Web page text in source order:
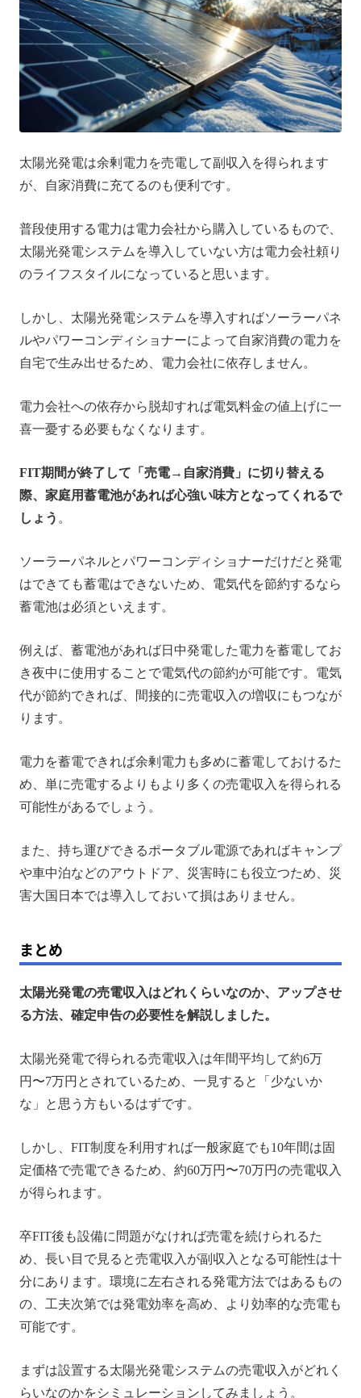
太陽光発電は余剰電力を売電して副収入を得られます
が、自家消費に充てるのも便利です。
普段使用する電力は電力会社から購入しているもので、
太陽光発電システムを導入していない方は電力会社頼り
のライフスタイルになっていると思います。
しかし、太陽光発電システムを導入すればソーラーパネ
ルやパワーコンディショナーによって自家消費の電力を
自宅で生み出せるため、電力会社に依存しません。
電力会社への依存から脱却すれば電気料金の値上げに一
喜一憂する必要もなくなります。
FIT期間が終了して「売電→自家消費」に切り替える
際、家庭用蓄電池があれば心強い味方となってくれるで
しょう 。
ソーラーパネルとパワーコンディショナーだけだと発電
はできても蓄電はできないため、電気代を節約するなら
蓄電池は必須といえます。
例えば、蓄電池があれば日中発電した電力を蓄電してお
き夜中に使用することで電気代の節約が可能です。電気
代が節約できれば、間接的に売電収入の増収にもつなが
ります。
電力を蓄電できれば余剰電力も多めに蓄電しておけるた
め、単に売電するよりもより多くの売電収入を得られる
可能性があるでしょう。
また、持ち運びできるポータブル電源であればキャンプ
や車中泊などのアウトドア、災害時にも役立つため、災
害大国日本では導入しておいて損はありません。
まとめ
太陽光発電の売電収入はどれくらいなのか、アップさせ
る方法、確定申告の必要性を解説しました。
太陽光発電で得られる売電収入は年間平均して約6万
円〜7万円とされているため、一見すると「少ないか
な」と思う方もいるはずです。
しかし、FIT制度を利用すれば一般家庭でも10年間は固
定価格で売電できるため、約60万円〜70万円の売電収入
が得られます。
卒FIT後も設備に問題がなければ売電を続けられるた
め、長い目で見ると売電収入が副収入となる可能性は十
分にあります。環境に左右される発電方法ではあるもの
の、工夫次第では発電効率を高め、より効率的な売電も
可能です。
まずは設置する太陽光発電システムの売電収入がどれく
らいなのかをシミュレーションしてみましょう。